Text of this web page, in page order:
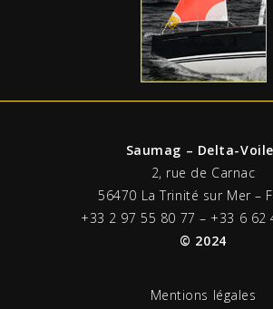
Saumag – Delta-
2, rue de Carnac
56470 La Trinité sur Mer –
+33 2 97 55 80 77 – +33 6 62
© 2024
Mentions légales